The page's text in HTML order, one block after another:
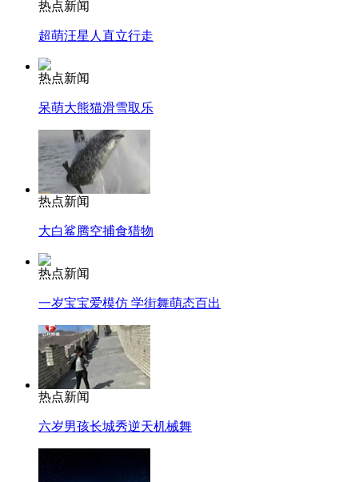
热点新闻
超萌汪星人直立行走
热点新闻
呆萌大熊猫滑雪取乐
热点新闻
大白鲨腾空捕食猎物
热点新闻
一岁宝宝爱模仿 学街舞萌态百出
热点新闻
六岁男孩长城秀逆天机械舞